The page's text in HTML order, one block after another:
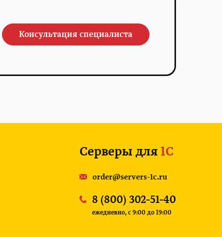
Консультация специалиста
Серверы для 1С
order@servers-1c.ru
8 (800) 302-51-40
ежедневно, c 9:00 до 19:00